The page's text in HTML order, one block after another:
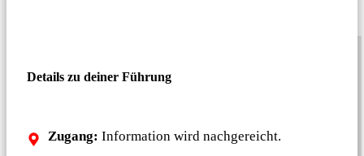
Details zu deiner Führung
Zugang: Information wird nachgereicht.